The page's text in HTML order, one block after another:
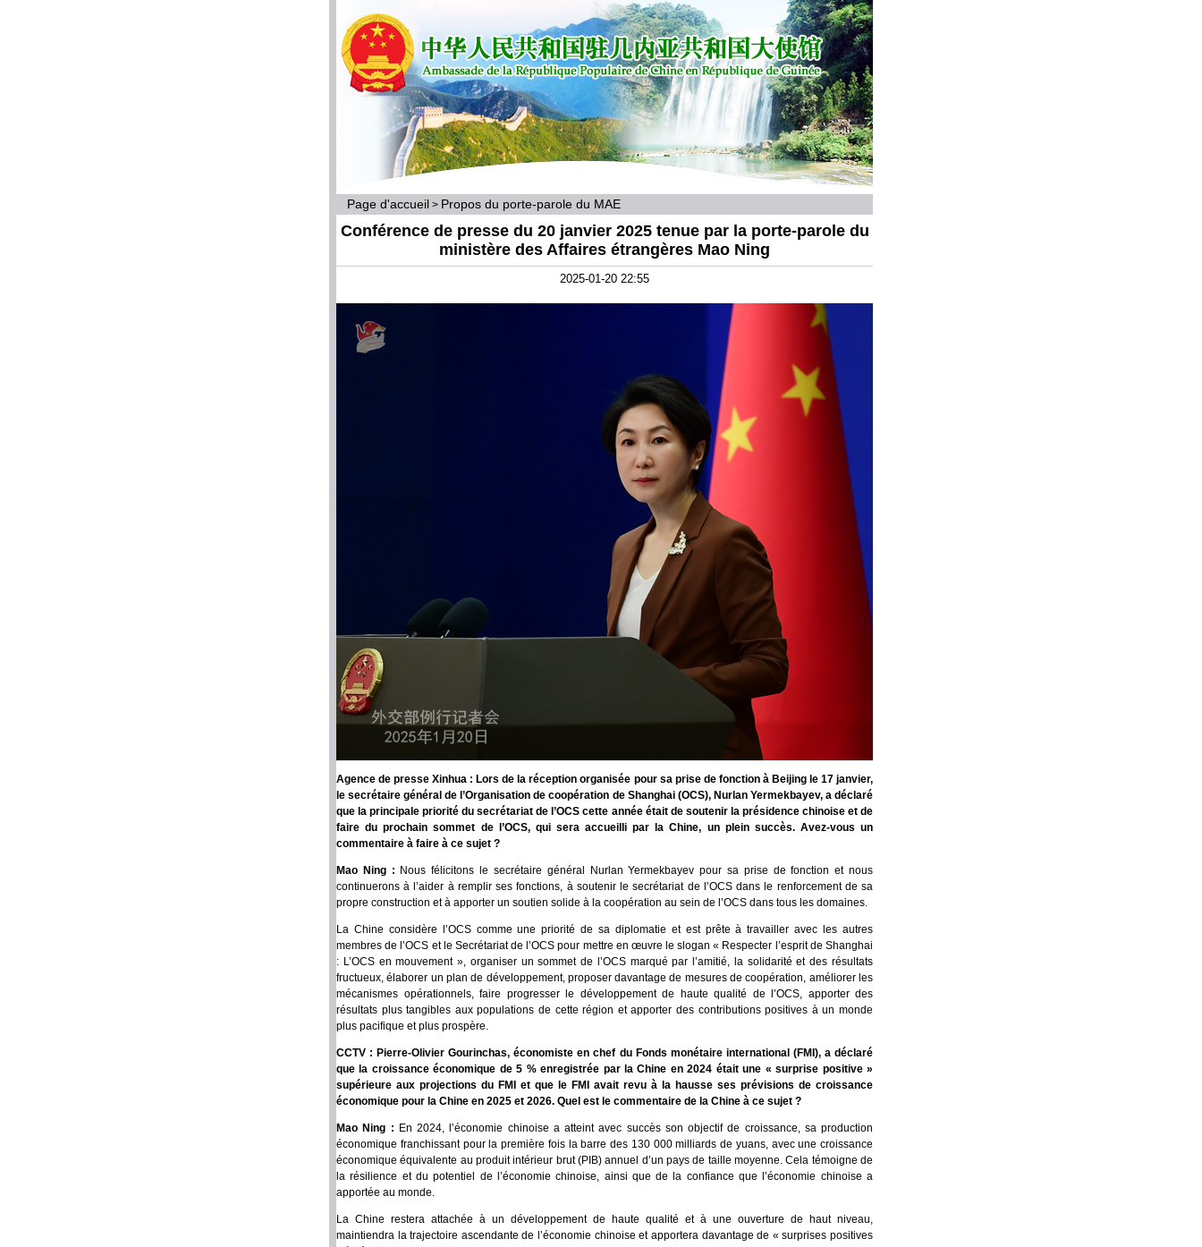
Page d'accueil > Propos du porte-parole du MAE
Conférence de presse du 20 janvier 2025 tenue par la porte-parole du
ministère des Affaires étrangères Mao Ning
2025-01-20 22:55
Agence de presse Xinhua : Lors de la réception organisée pour sa prise de fonction à Beijing le 17 janvier,
le secrétaire général de l’Organisation de coopération de Shanghai (OCS), Nurlan Yermekbayev, a déclaré
que la principale priorité du secrétariat de l’OCS cette année était de soutenir la présidence chinoise et de
faire du prochain sommet de l’OCS, qui sera accueilli par la Chine, un plein succès. Avez-vous un
commentaire à faire à ce sujet ?
Mao Ning : Nous félicitons le secrétaire général Nurlan Yermekbayev pour sa prise de fonction et nous
continuerons à l’aider à remplir ses fonctions, à soutenir le secrétariat de l’OCS dans le renforcement de sa
propre construction et à apporter un soutien solide à la coopération au sein de l’OCS dans tous les domaines.
La Chine considère l’OCS comme une priorité de sa diplomatie et est prête à travailler avec les autres
membres de l’OCS et le Secrétariat de l’OCS pour mettre en œuvre le slogan « Respecter l’esprit de Shanghai
: L’OCS en mouvement », organiser un sommet de l’OCS marqué par l’amitié, la solidarité et des résultats
fructueux, élaborer un plan de développement, proposer davantage de mesures de coopération, améliorer les
mécanismes opérationnels, faire progresser le développement de haute qualité de l’OCS, apporter des
résultats plus tangibles aux populations de cette région et apporter des contributions positives à un monde
plus pacifique et plus prospère.
CCTV : Pierre-Olivier Gourinchas, économiste en chef du Fonds monétaire international (FMI), a déclaré
que la croissance économique de 5 % enregistrée par la Chine en 2024 était une « surprise positive »
supérieure aux projections du FMI et que le FMI avait revu à la hausse ses prévisions de croissance
économique pour la Chine en 2025 et 2026. Quel est le commentaire de la Chine à ce sujet ?
Mao Ning : En 2024, l’économie chinoise a atteint avec succès son objectif de croissance, sa production
économique franchissant pour la première fois la barre des 130 000 milliards de yuans, avec une croissance
économique équivalente au produit intérieur brut (PIB) annuel d’un pays de taille moyenne. Cela témoigne de
la résilience et du potentiel de l’économie chinoise, ainsi que de la confiance que l’économie chinoise a
apportée au monde.
La Chine restera attachée à un développement de haute qualité et à une ouverture de haut niveau,
maintiendra la trajectoire ascendante de l’économie chinoise et apportera davantage de « surprises positives